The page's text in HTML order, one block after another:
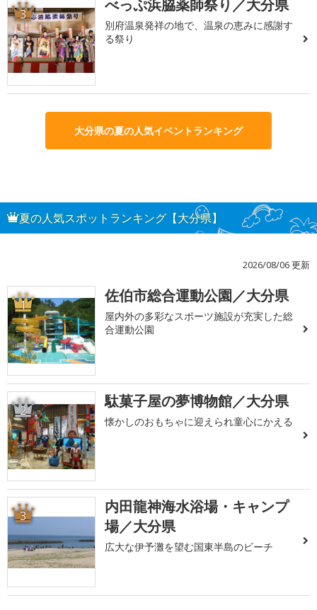
3 べっぷ浜脇薬師祭り／大分県
別府温泉発祥の地で、温泉の恵みに感謝す
る祭り
大分県の夏の人気イベントランキング
夏の人気スポットランキング【大分県】
2026/08/06 更新
1 佐伯市総合運動公園／大分県
屋内外の多彩なスポーツ施設が充実した総
合運動公園
2 駄菓子屋の夢博物館／大分県
懐かしのおもちゃに迎えられ童心にかえる
3
内田龍神海水浴場・キャンプ
場／大分県
広大な伊予灘を望む国東半島のビーチ